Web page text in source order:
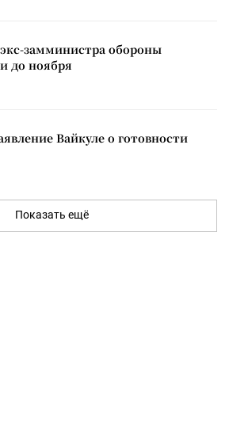
замминистра обороны
до ноября
Вайкуле о готовности
Показать ещё